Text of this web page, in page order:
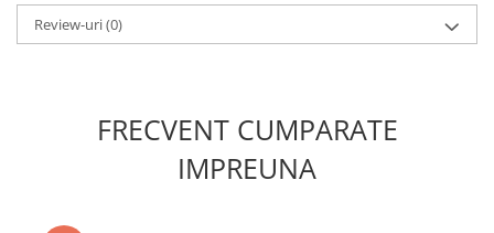
Review-uri(0)
FRECVENT CUMPARATE
IMPREUNA